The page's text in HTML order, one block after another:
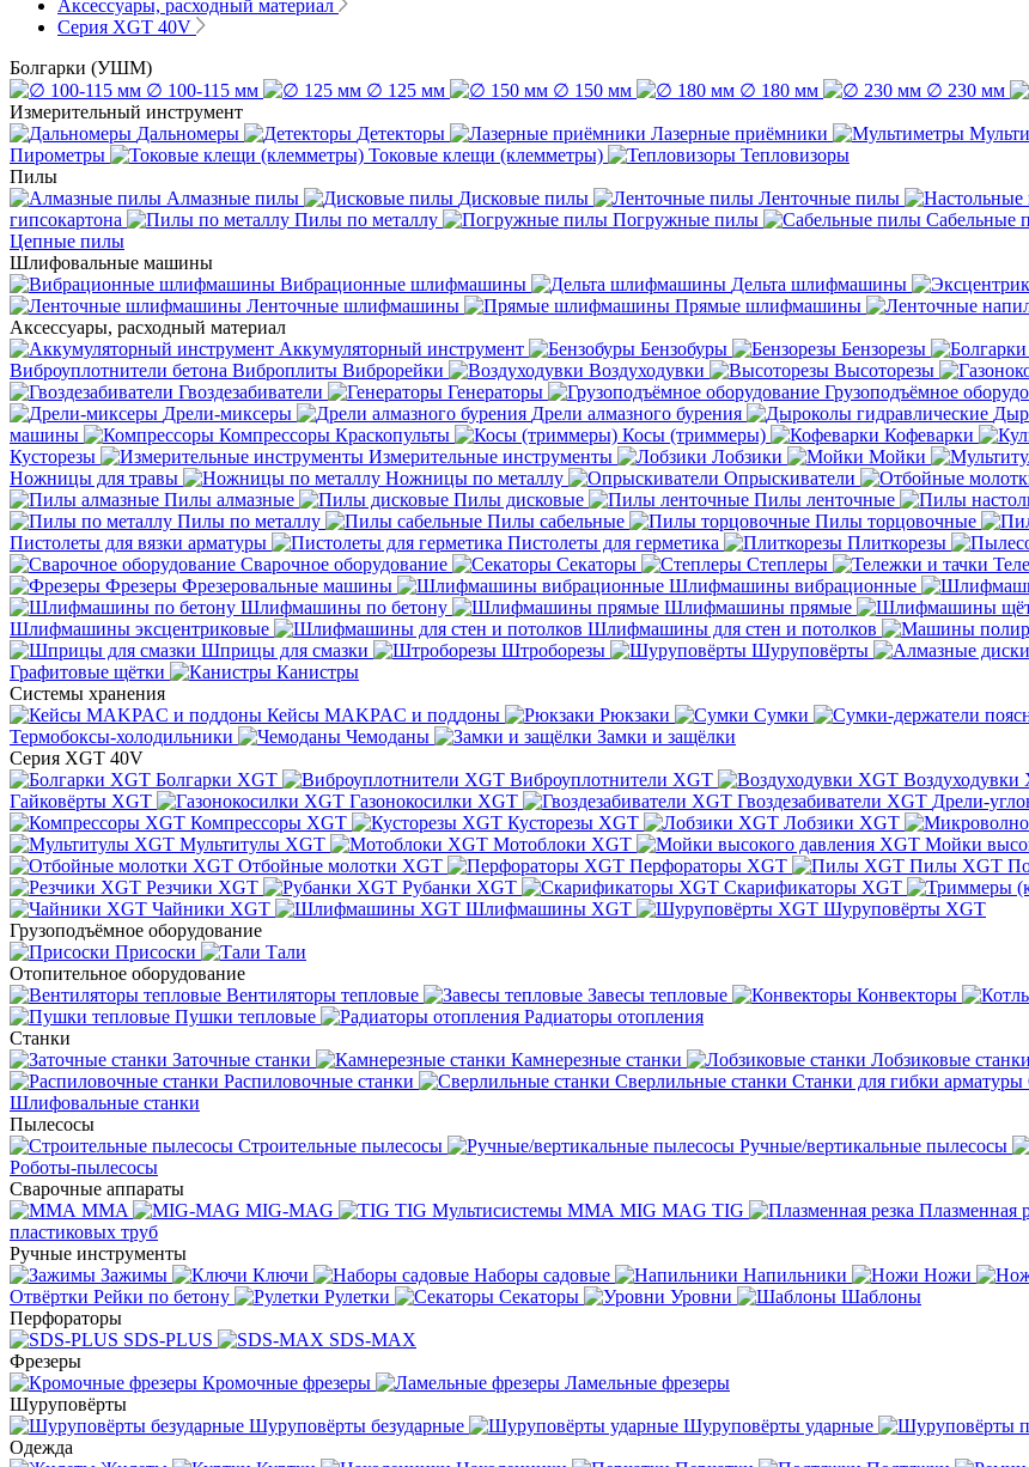
Аксессуары, расходный материал
Серия XGT 40V
Болгарки (УШМ)
∅ 100-115 мм
∅ 125 мм ∅ 150 мм ∅ 180 мм ∅ 230 мм
Измерительный инструмент
Дальномеры
Детекторы Лазерные приёмники
Пирометры
Токовые клещи (клемметры)
Тепловизоры
Пилы
Алмазные пилы
Дисковые пилы Ленточные пилы
гипсокартона
Пилы по металлу Погружные пилы Сабельные
Цепные пилы
Шлифовальные машины
Вибрационные шлифмашины
Дельта шлифмашины
Ленточные шлифмашины
Прямые шлифмашины
Аксессуары, расходный материал
Аккумуляторный инструмент
Бензобуры Бензорезы
Виброуплотнители бетона Виброплиты Виброрейки Воздуходувки Высоторезы
Гвоздезабиватели
Генераторы Грузоподъёмное
Дрели-миксеры
Дрели алмазного бурения
машины
Компрессоры Краскопульты Косы (триммеры) Кофеварки
Кусторезы
Измерительные инструменты Лобзики Мойки
Ножницы для травы
Ножницы по металлу Опрыскиватели
Пилы алмазные
Пилы дисковые Пилы ленточные
Пилы по металлу
Пилы сабельные Пилы торцовочные
Пистолеты для вязки арматуры
Пистолеты для герметика Плиткорезы
Сварочное оборудование
Секаторы Степлеры
Фрезеры Фрезеровальные машины Шлифмашины вибрационные
Шлифмашины по бетону
Шлифмашины прямые
Шлифмашины эксцентриковые
Шлифмашины для стен и потолков
Шприцы для смазки
Штроборезы Шуруповёрты
Графитовые щётки
Канистры
Системы хранения
Кейсы MAKPAC и поддоны
Рюкзаки Сумки
Термобоксы-холодильники
Чемоданы
Замки и защёлки
Серия XGT 40V
Болгарки XGT
Виброуплотнители XGT Воздуходувки
Гайковёрты XGT
Газонокосилки XGT Гвоздезабиватели XGT Дрели-
Компрессоры XGT
Кусторезы XGT Лобзики XGT
Мультитулы XGT
Мотоблоки XGT Мойки
Отбойные молотки XGT
Перфораторы XGT Пилы XGT
Резчики XGT
Рубанки XGT Скарификаторы XGT
Чайники XGT
Шлифмашины XGT
Шуруповёрты XGT
Грузоподъёмное оборудование
Присоски
Тали
Отопительное оборудование
Вентиляторы тепловые
Завесы тепловые Конвекторы
Пушки тепловые
Радиаторы отопления
Станки
Заточные станки
Камнерезные станки Лобзиковые станки
Распиловочные станки
Сверлильные станки Станки для гибки арматуры
Шлифовальные станки
Пылесосы
Строительные пылесосы
Ручные/вертикальные пылесосы
Роботы-пылесосы
Сварочные аппараты
MMA
MIG-MAG TIG Мультисистемы ММА MIG MAG TIG Плазменная
пластиковых труб
Ручные инструменты
Зажимы
Ключи Наборы садовые Напильники Ножи
Отвёртки Рейки по бетону Рулетки Секаторы Уровни
Шаблоны
Перфораторы
SDS-PLUS
SDS-MAX
Фрезеры
Кромочные фрезеры
Ламельные фрезеры
Шуруповёрты
Шуруповёрты безударные
Шуруповёрты ударные
Одежда